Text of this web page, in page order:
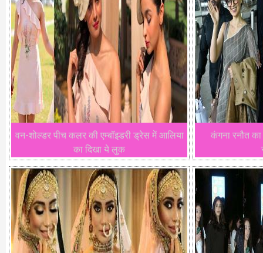
वन-शोल्डर पीच कलर की एम्बॉइडरी ड्रेस में आलिया
का दिखा ये लुक
कंगना रनौत का